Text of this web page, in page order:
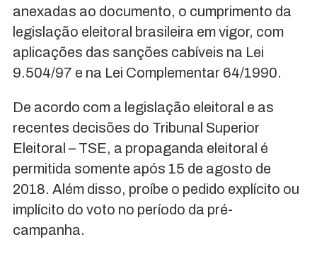
anexadas ao documento, o cumprimento da
legislação eleitoral brasileira em vigor, com
aplicações das sanções cabíveis na Lei
9.504/97 e na Lei Complementar 64/1990.
De acordo com a legislação eleitoral e as
recentes decisões do Tribunal Superior
Eleitoral – TSE, a propaganda eleitoral é
permitida somente após 15 de agosto de
2018. Além disso, proíbe o pedido explícito ou
implícito do voto no período da pré-
campanha.